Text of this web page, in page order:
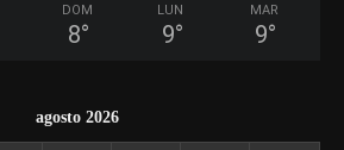
DOM
8°
LUN
9°
MAR
9°
agosto 2026